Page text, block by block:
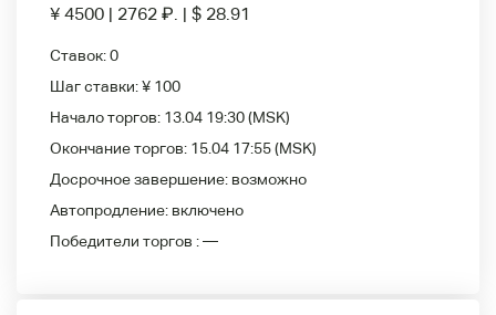
¥ 4500 | 2762 ₽. | $ 28.91
Ставок:0
Шаг ставки:¥ 100
Начало торгов: 13.04 19:30(MSK)
Окончание торгов: 15.04 17:55(MSK)
Досрочное завершение: возможно
Автопродление: включено
Победители
торгов :—